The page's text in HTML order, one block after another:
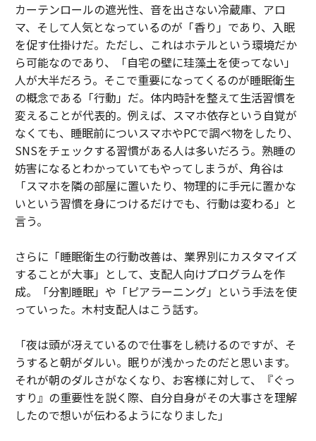
カーテンロールの遮光性、音を出さない冷蔵庫、アロ
マ、そして人気となっているのが「香り」であり、入眠
を促す仕掛けだ。ただし、これはホテルという環境だか
ら可能なのであり、「自宅の壁に珪藻土を使ってない」
人が大半だろう。そこで重要になってくるのが睡眠衛生
の概念である「行動」だ。体内時計を整えて生活習慣を
変えることが代表的。例えば、スマホ依存という自覚が
なくても、睡眠前についスマホやPCで調べ物をしたり、
SNSをチェックする習慣がある人は多いだろう。熟睡の
妨害になるとわかっていてもやってしまうが、角谷は
「スマホを隣の部屋に置いたり、物理的に手元に置かな
いという習慣を身につけるだけでも、行動は変わる」と
言う。
さらに「睡眠衛生の行動改善は、業界別にカスタマイズ
することが大事」として、支配人向けプログラムを作
成。「分割睡眠」や「ピアラーニング」という手法を使
っていった。木村支配人はこう話す。
「夜は頭が冴えているので仕事をし続けるのですが、そ
うすると朝がダルい。眠りが浅かったのだと思います。
それが朝のダルさがなくなり、お客様に対して、『ぐっ
すり』の重要性を説く際、自分自身がその大事さを理解
したので想いが伝わるようになりました」